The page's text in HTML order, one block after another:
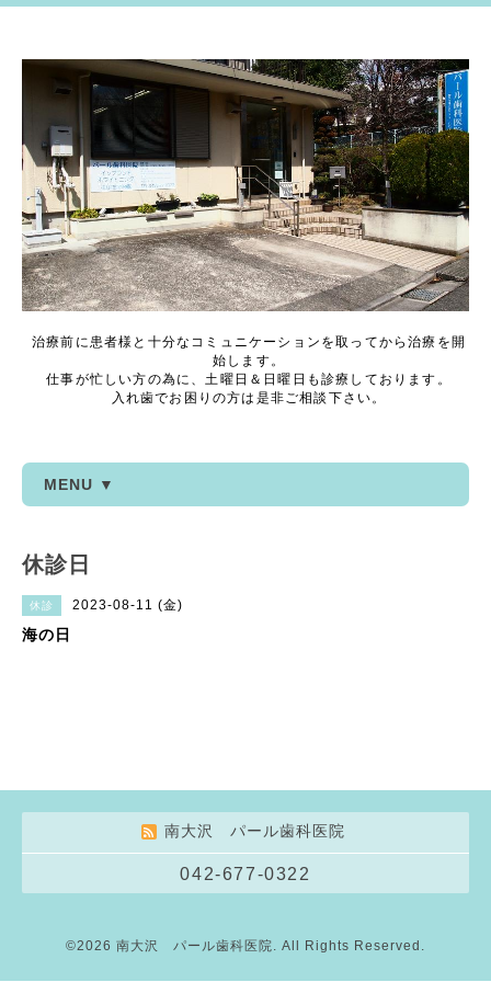
治療前に患者様と十分なコミュニケーションを取ってから治療を開
始します。
仕事が忙しい方の為に、土曜日＆日曜日も診療しております。
入れ歯でお困りの方は是非ご相談下さい。
MENU ▼
休診日
休診 2023-08-11 (金)
海の日
南大沢 パール歯科医院
042-677-0322
©2026 南大沢 パール歯科医院. All Rights Reserved.